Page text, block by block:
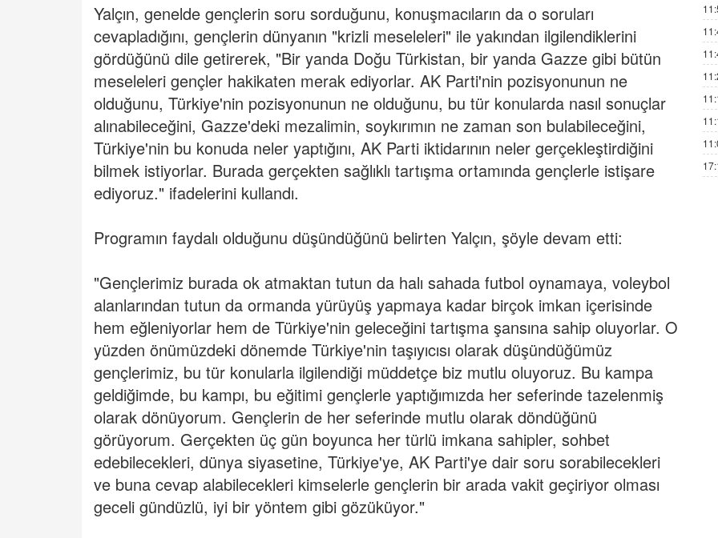
Yalçın, genelde gençlerin soru sorduğunu, konuşmacıların da o soruları
cevapladığını, gençlerin dünyanın "krizli meseleleri" ile yakından ilgilendiklerini
gördüğünü dile getirerek, "Bir yanda Doğu Türkistan, bir yanda Gazze gibi bütün
meseleleri gençler hakikaten merak ediyorlar. AK Parti'nin pozisyonunun ne
olduğunu, Türkiye'nin pozisyonunun ne olduğunu, bu tür konularda nasıl sonuçlar
alınabileceğini, Gazze'deki mezalimin, soykırımın ne zaman son bulabileceğini,
Türkiye'nin bu konuda neler yaptığını, AK Parti iktidarının neler gerçekleştirdiğini
bilmek istiyorlar. Burada gerçekten sağlıklı tartışma ortamında gençlerle istişare
ediyoruz." ifadelerini kullandı.
Programın faydalı olduğunu düşündüğünü belirten Yalçın, şöyle devam etti:
"Gençlerimiz burada ok atmaktan tutun da halı sahada futbol oynamaya, voleybol
alanlarından tutun da ormanda yürüyüş yapmaya kadar birçok imkan içerisinde
hem eğleniyorlar hem de Türkiye'nin geleceğini tartışma şansına sahip oluyorlar. O
yüzden önümüzdeki dönemde Türkiye'nin taşıyıcısı olarak düşündüğümüz
gençlerimiz, bu tür konularla ilgilendiği müddetçe biz mutlu oluyoruz. Bu kampa
geldiğimde, bu kampı, bu eğitimi gençlerle yaptığımızda her seferinde tazelenmiş
olarak dönüyorum. Gençlerin de her seferinde mutlu olarak döndüğünü
görüyorum. Gerçekten üç gün boyunca her türlü imkana sahipler, sohbet
edebilecekleri, dünya siyasetine, Türkiye'ye, AK Parti'ye dair soru sorabilecekleri
ve buna cevap alabilecekleri kimselerle gençlerin bir arada vakit geçiriyor olması
geceli gündüzlü, iyi bir yöntem gibi gözüküyor."